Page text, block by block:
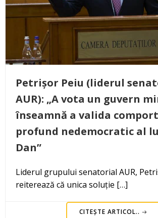
Petrișor Peiu (liderul
AUR): „A vota un guvern
înseamnă a valida
profund nedemocratic al
Dan”
Liderul grupului senatorial AUR,
reiterează că unica soluție […]
CITEȘTE ARTICOL..